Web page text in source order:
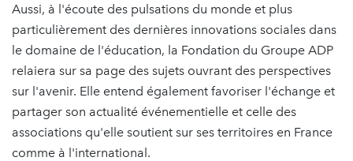
Aussi, à l'écoute des pulsations du monde et plus
particulièrement des dernières innovations sociales dans
le domaine de l'éducation, la Fondation du Groupe ADP
relaiera sur sa page des sujets ouvrant des perspectives
sur l'avenir. Elle entend également favoriser l'échange et
partager son actualité événementielle et celle des
associations qu'elle soutient sur ses territoires en France
comme à l'international.